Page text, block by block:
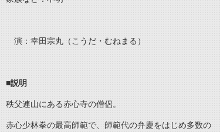
演：幸田宗丸（こうだ・むねまる）
■説明
秩父連山にある赤心寺の僧侶。
赤心少林拳の最高師範で、師範代の弁慶をはじめ多数の